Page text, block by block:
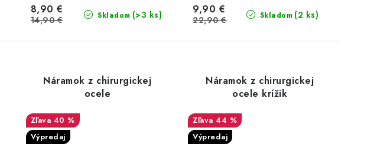
Skladom (>3 ks)
8,90 €
14,90 € Skladom (2 ks)
9,90 €
22,90 €
Náramok z chirurgickej
ocele
40 %
Výpredaj
Náramok z chirurgickej
ocele krížik
44 %
Výpredaj